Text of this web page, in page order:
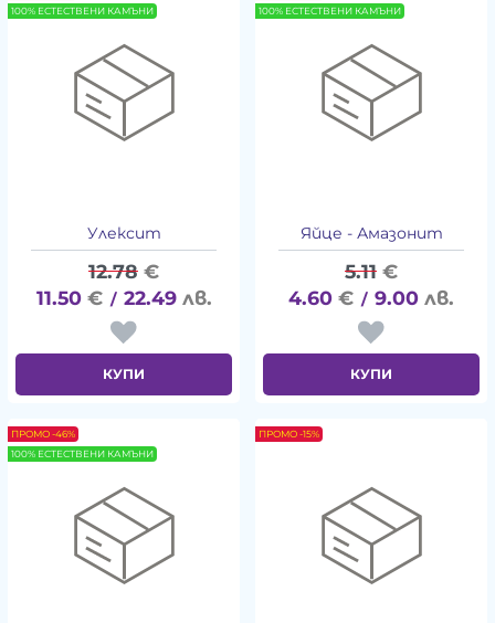
Улексит
12.78 €
11.50 € / 22.49 лв.
КУПИ
100% ЕСТЕСТВЕНИ КАМЪНИ
Яйце - Амазонит
5.11 €
4.60 € / 9.00 лв.
КУПИ
100% ЕСТЕСТВЕНИ КАМЪНИ
ПРОМО -46%
100% ЕСТЕСТВЕНИ КАМЪНИ
ПРОМО -15%